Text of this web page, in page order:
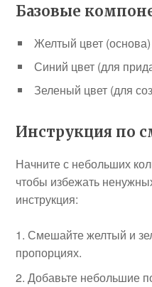
Базовые
Желтый цвет (основа)
Синий цвет (для
Зеленый цвет (для
Инструкция по
Начните с небольших
чтобы избежать
инструкция:
Смешайте желтый и
пропорциях.
Добавьте небольшие